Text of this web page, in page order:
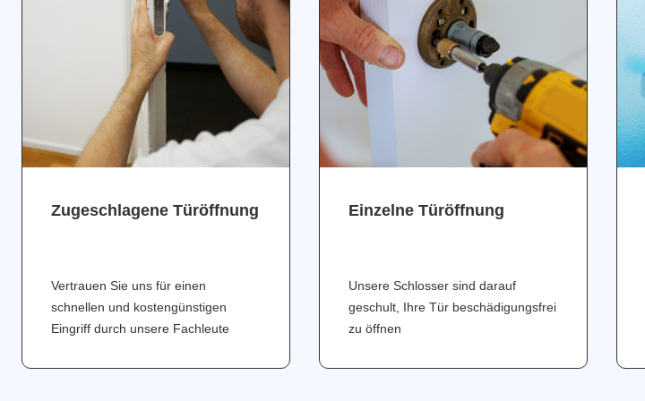
Zugeschlagene Türöffnung
Vertrauen Sie uns für einen
schnellen und kostengünstigen
Eingriff durch unsere Fachleute
Einzelne Türöffnung
Unsere Schlosser sind darauf
geschult, Ihre Tür beschädigungsfrei
zu öffnen